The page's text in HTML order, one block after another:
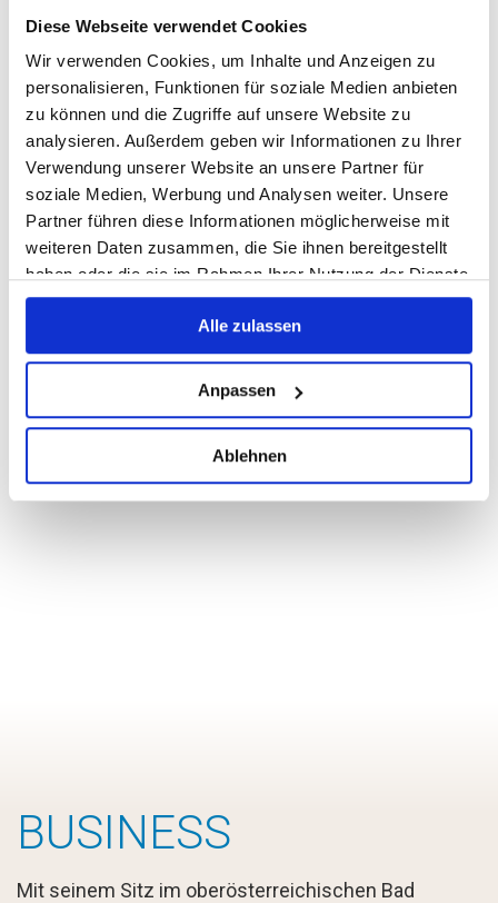
Diese Webseite verwendet Cookies
Wir verwenden Cookies, um Inhalte und Anzeigen zu
personalisieren, Funktionen für soziale Medien anbieten
zu können und die Zugriffe auf unsere Website zu
analysieren. Außerdem geben wir Informationen zu Ihrer
Verwendung unserer Website an unsere Partner für
soziale Medien, Werbung und Analysen weiter. Unsere
Partner führen diese Informationen möglicherweise mit
weiteren Daten zusammen, die Sie ihnen bereitgestellt
haben oder die sie im Rahmen Ihrer Nutzung der Dienste
gesammelt haben.
Alle zulassen
Anpassen
Ablehnen
BUSINESS
Mit seinem Sitz im oberösterreichischen Bad